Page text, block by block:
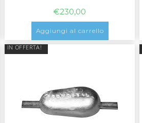
€230,00
Aggiungi al carrello
IN OFFERTA!